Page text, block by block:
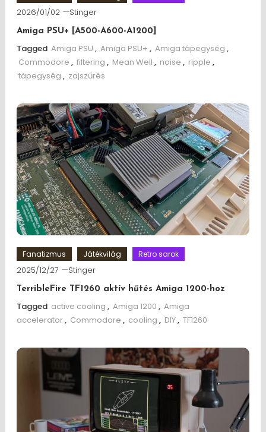
2026/01/02 Stinger
Amiga PSU+ [A500-A600-A1200]
Tagged Amiga PSU , Amiga PSU+ , Amiga tápegység ,
Commodore , filtering , Mean Well , noise , ripple ,
tápegység , zajszűrés
Fanatizmus Játékvilág Retro sarok
2025/12/27 Stinger
TerribleFire TF1260 aktív hűtés Amiga 1200-hoz
Tagged active cooling , Amiga 1200 , Amiga
accelerator, Commodore , cooling , DIY, TF1260